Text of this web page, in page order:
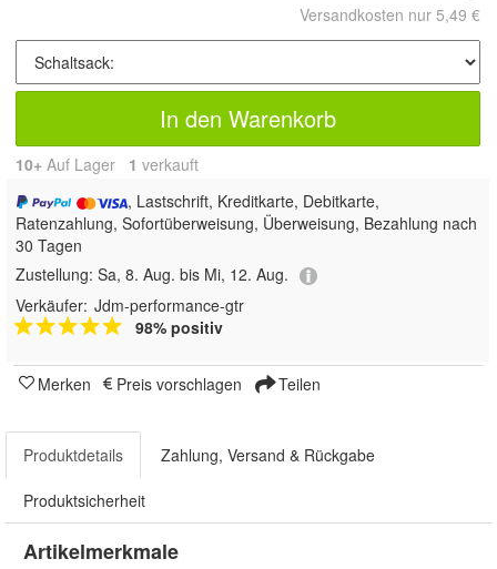
Versandkosten nur 5,49 €
In den Warenkorb
10+ Auf Lager 1 verkauft
, Lastschrift, Kreditkarte, Debitkarte,
Ratenzahlung, Sofortüberweisung, Überweisung, Bezahlung nach
30 Tagen
Zustellung: Sa, 8. Aug. bis Mi, 12. Aug.
Verkäufer: Jdm-performance-gtr
98% positiv
Merken Preis vorschlagen Teilen
Produktdetails Zahlung, Versand & Rückgabe
Produktsicherheit
Artikelmerkmale